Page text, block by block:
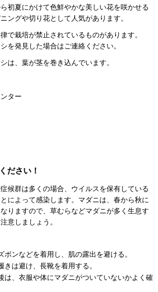
初夏にかけて色鮮やかな美しい花を咲かせる
ングや切り花として人気があります。
で栽培が禁止されているものがあります。
を発見した場合はご連絡ください。
は、葉が茎を巻き込んでいます。
ター
ださい！
候群は多くの場合、ウイルスを保有している
によって感染します。マダニは、春から秋に
りますので、草むらなどマダニが多く生息す
意しましょう。
ボンなどを着用し、肌の露出を避ける。
きは避け、長靴を着用する。
は、衣服や体にマダニがついていないかよく確